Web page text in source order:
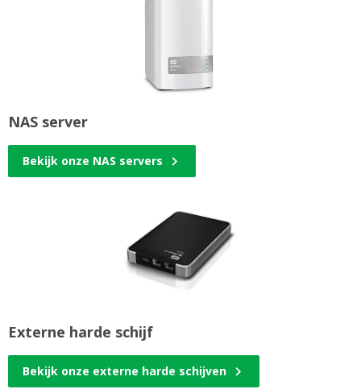
NAS server
Bekijk onze NAS servers
Externe harde schijf
Bekijk onze externe harde schijven